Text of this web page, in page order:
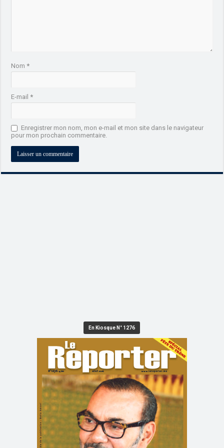
Nom*
E-mail*
Enregistrer mon nom, mon e-mail et mon site dans le navigateur
pour mon prochain commentaire.
En Kiosque N° 1276